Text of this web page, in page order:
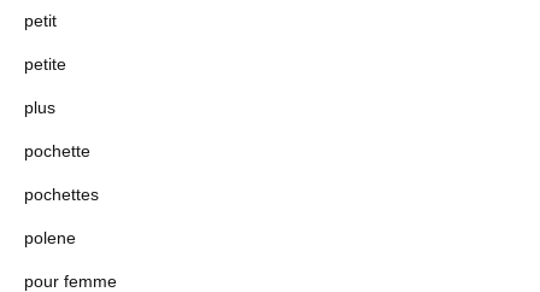
petit
petite
plus
pochette
pochettes
polene
pour femme